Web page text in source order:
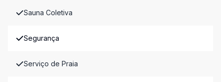
Sauna Coletiva
Segurança
Serviço de Praia